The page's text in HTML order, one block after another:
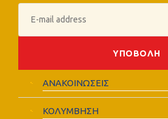
ΑΝΑΚΟΙΝΩΣΕΙΣ
ΚΟΛΥΜΒΗΣΗ